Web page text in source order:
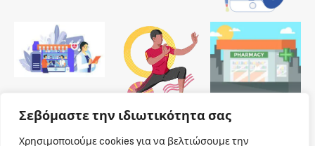
Σεβόμαστε την ιδιωτικότητα σας
Χρησιμοποιούμε cookies για να βελτιώσουμε την